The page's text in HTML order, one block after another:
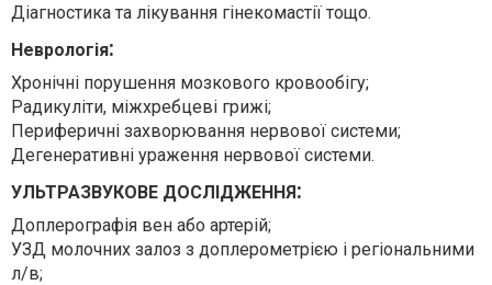
Діагностика та лікування гінекомастії тощо.
Неврологія:
Хронічні порушення мозкового кровообігу;
Радикуліти, міжхребцеві грижі;
Периферичні захворювання нервової системи;
Дегенеративні ураження нервової системи.
УЛЬТРАЗВУКОВЕ ДОСЛІДЖЕННЯ:
Доплерографія вен або артерій;
УЗД молочних залоз з доплерометрією і регіональними
л/в;